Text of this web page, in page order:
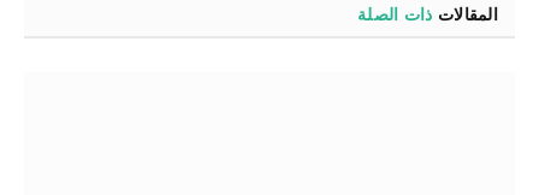
المقالات ذات الصلة